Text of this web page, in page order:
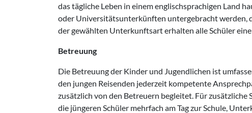
das tägliche Leben in einem englischsprachigen Land
oder Universitätsunterkünften untergebracht werden,
der gewählten Unterkunftsart erhalten alle Schüler
Betreuung
Die Betreuung der Kinder und Jugendlichen ist
den jungen Reisenden jederzeit kompetente
zusätzlich von den Betreuern begleitet. Für
die jüngeren Schüler mehrfach am Tag zur Schule,